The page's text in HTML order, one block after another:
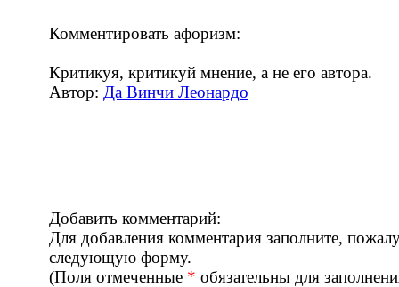
Комментировать афоризм:
Критикуя, критикуй мнение, а не его автора.
Автор: Да Винчи Леонардо
Добавить комментарий:
Для добавления комментария заполните,
следующую форму.
(Поля отмеченные * обязательны для